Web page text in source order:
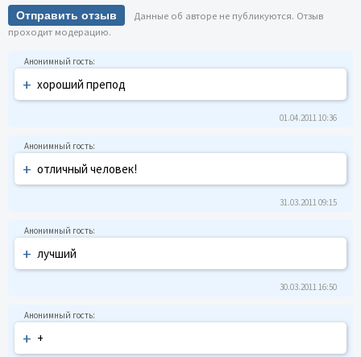
Отправить отзыв
Данные об авторе не публикуются. Отзыв
проходит модерацию.
+ хороший препод
01.04.2011 10:36
+ отличный человек!
31.03.2011 09:15
+ лучший
30.03.2011 16:50
+ +